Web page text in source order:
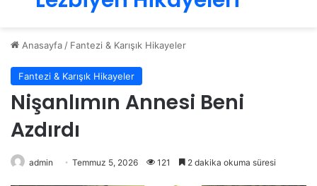
Anasayfa / Fantezi & Karışık Hikayeler
Fantezi & Karışık Hikayeler
Nişanlımın Annesi Beni
Azdırdı
admin Temmuz 5, 2026 121 2 dakika okuma süresi